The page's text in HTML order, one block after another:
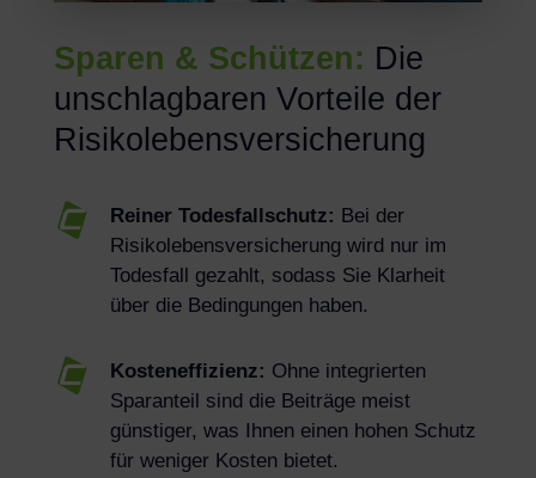
Sparen & Schützen: Die
unschlagbaren Vorteile der
Risikolebensversicherung
Reiner Todesfallschutz: Bei der
Risikolebensversicherung wird nur im
Todesfall gezahlt, sodass Sie Klarheit
über die Bedingungen haben.
Kosteneffizienz: Ohne integrierten
Sparanteil sind die Beiträge meist
günstiger, was Ihnen einen hohen Schutz
für weniger Kosten bietet.